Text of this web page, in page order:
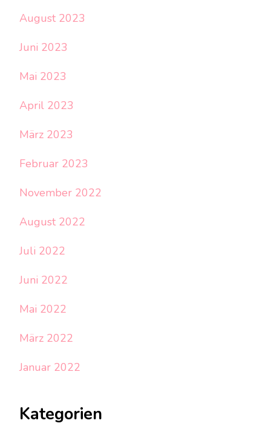
August 2023
Juni 2023
Mai 2023
April 2023
März 2023
Februar 2023
November 2022
August 2022
Juli 2022
Juni 2022
Mai 2022
März 2022
Januar 2022
Kategorien